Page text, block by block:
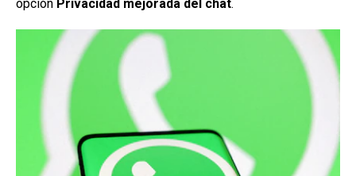
opción Privacidad mejorada del chat.